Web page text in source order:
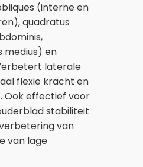
(interne en
quadratus
medius) en
laterale
flexie kracht en
Ook effectief voor
stabiliteit
van
van lage